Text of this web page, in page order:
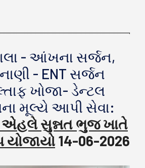
- આંખના સર્જન,
- ENT સર્જન
ખોજા- ડેન્ટલ
મૂલ્યે આપી સેવા:
એહલે સુન્નત ભુજ ખાતે
યોજાયો 14-06-2026